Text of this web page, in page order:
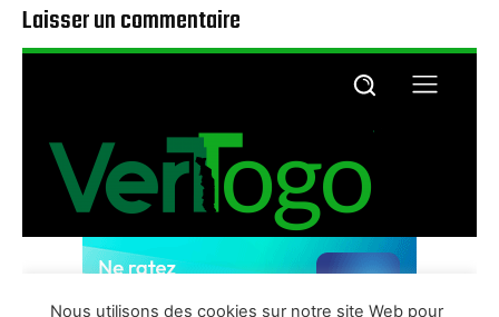
Laisser un commentaire